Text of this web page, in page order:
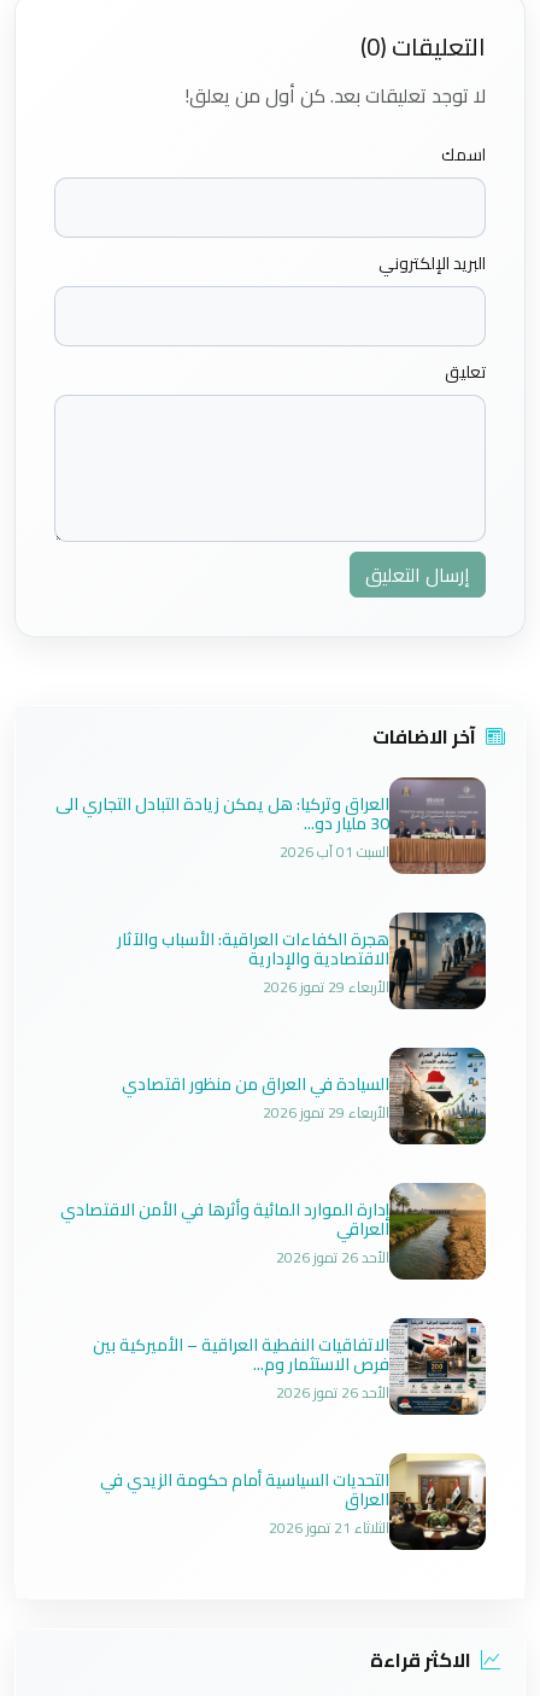
التعليقات (0)
لا توجد تعليقات بعد. كن أول من يعلق!
اسمك
البريد الإلكتروني
تعليق
إرسال التعليق
آخر الاضافات
العراق وتركيا: هل يمكن زيادة التبادل التجاري الى
30 مليار دو...
السبت 01 آب 2026
هجرة الكفاءات العراقية: الأسباب والآثار
الاقتصادية والإدارية
الأربعاء 29 تموز 2026
السيادة في العراق من منظور اقتصادي
الأربعاء 29 تموز 2026
إدارة الموارد المائية وأثرها في الأمن الاقتصادي
العراقي
الأحد 26 تموز 2026
الاتفاقيات النفطية العراقية – الأميركية بين
فرص الاستثمار وم...
الأحد 26 تموز 2026
التحديات السياسية أمام حكومة الزيدي في
العراق
الثلاثاء 21 تموز 2026
الاكثر قراءة